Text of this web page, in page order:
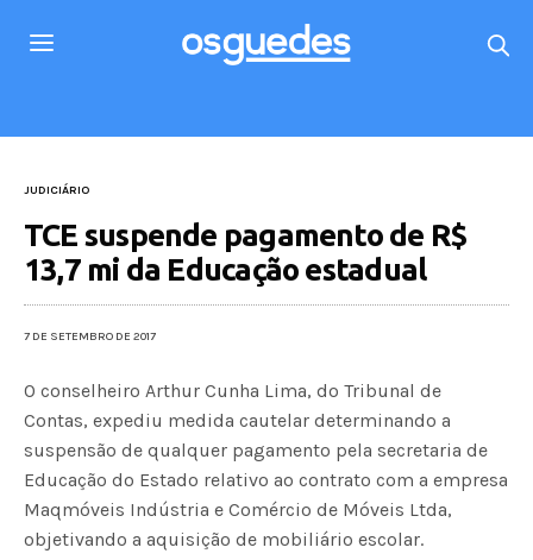
JUDICIÁRIO
TCE suspende pagamento de R$
13,7 mi da Educação estadual
7 DE SETEMBRO DE 2017
O conselheiro Arthur Cunha Lima, do Tribunal de
Contas, expediu medida cautelar determinando a
suspensão de qualquer pagamento pela secretaria de
Educação do Estado relativo ao contrato com a empresa
Maqmóveis Indústria e Comércio de Móveis Ltda,
objetivando a aquisição de mobiliário escolar.